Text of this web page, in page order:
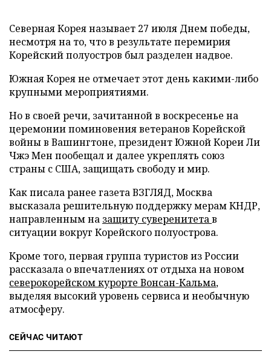
Северная Корея называет 27 июля Днем победы,
несмотря на то, что в результате перемирия
Корейский полуостров был разделен надвое.
Южная Корея не отмечает этот день какими-либо
крупными мероприятиями.
Но в своей речи, зачитанной в воскресенье на
церемонии поминовения ветеранов Корейской
войны в Вашингтоне, президент Южной Кореи Ли
Чжэ Мен пообещал и далее укреплять союз
страны с США, защищать свободу и мир.
Как писала ранее газета ВЗГЛЯД, Москва
высказала решительную поддержку мерам КНДР,
направленным на защиту суверенитетав
ситуации вокруг Корейского полуострова.
Кроме того, первая группа туристов из России
рассказала о впечатлениях от отдыха на новом
северокорейском курорте Вонсан-Кальма,
выделяя высокий уровень сервиса и необычную
атмосферу.
СЕЙЧАС ЧИТАЮТ